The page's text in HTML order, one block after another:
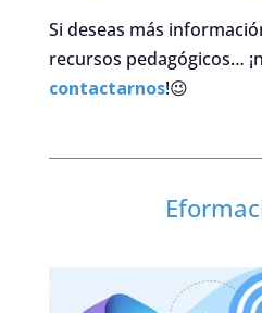
Si deseas más
recursos pedagógicos…
contactarnos!😉